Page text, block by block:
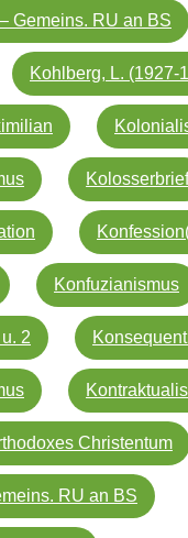
Gemeins. RU an BS
Kohlberg, L. (1927-
Kolosserbrief
Konfuzianismus
2
Christentum
RU an BS